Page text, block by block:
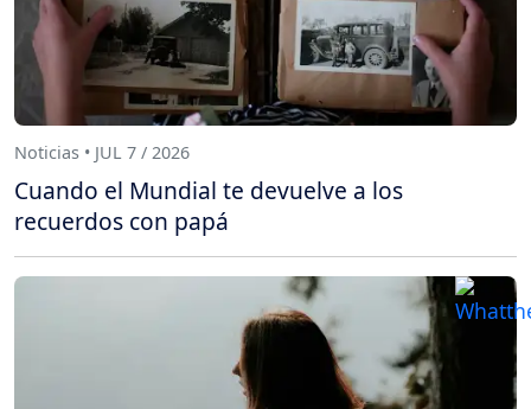
Noticias • JUL 7 / 2026
Cuando el Mundial te devuelve a los
recuerdos con papá